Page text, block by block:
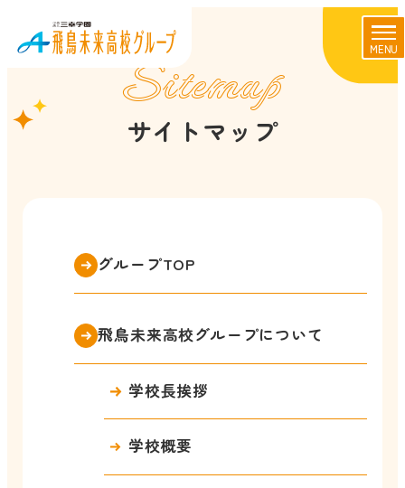
MENU
Sitemap
サイトマップ
グループTOP
飛鳥未来高校グループについて
学校長挨拶
学校概要